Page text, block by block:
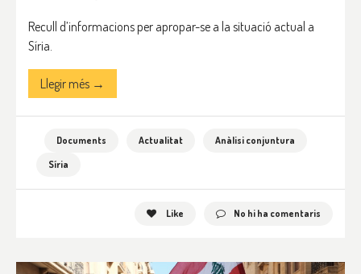
Recull d’informacions per apropar-se a la situació actual a
Síria.
Llegir més →
Documents Actualitat
Anàlisi conjuntura
Síria
Like No hi ha comentaris